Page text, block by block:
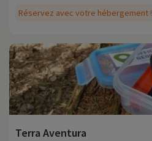
Réservez avec votre hébergement !
Terra Aventura